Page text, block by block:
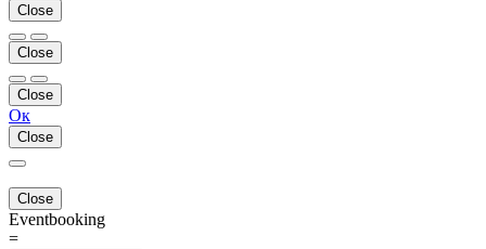
Close
Close
Close
Ок
Close
Close
Eventbooking
=